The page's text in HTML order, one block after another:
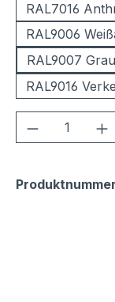
RAL7016
RAL9006
RAL9007
RAL9016
Produkt